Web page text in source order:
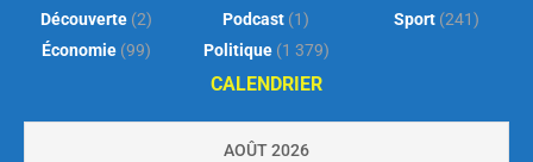
Découverte (2)
Économie (99)
Podcast (1)
Politique(1 379)
Sport(241)
CALENDRIER
AOÛT 2026